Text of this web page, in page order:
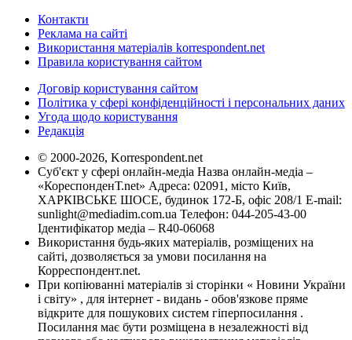
Контакти
Реклама на сайті
Використання матеріалів korrespondent.net
Правила користування сайтом
Договір користування сайтом
Політика у сфері конфіденційності і персональних даних
Угода щодо користування
Редакція
© 2000-2026, Korrespondent.net
Суб'єкт у сфері онлайн-медіа Назва онлайн-медіа –
«КореспонденТ.net» Адреса: 02091, місто Київ,
ХАРКІВСЬКЕ ШОСЕ, будинок 172-Б, офіс 208/1 E-mail:
sunlight@mediadim.com.ua Телефон: 044-205-43-00
Ідентифікатор медіа – R40-06068
Використання будь-яких матеріалів, розміщених на
сайті, дозволяється за умови посилання на
Корреспондент.net.
При копіюванні матеріалів зі сторінки « Новини України
і світу» , для інтернет - видань - обов'язкове пряме
відкрите для пошукових систем гіперпосилання .
Посилання має бути розміщена в незалежності від